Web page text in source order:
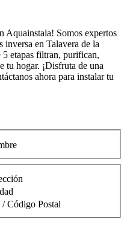
Aquainstala! Somos expertos
inversa en Talavera de la
etapas filtran, purifican,
tu hogar. ¡Disfruta de una
ahora para instalar tu
Código Postal